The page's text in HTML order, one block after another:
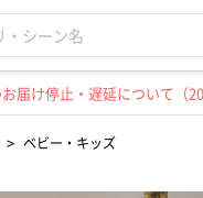
け停止・遅延について（
> ベビー・キッズ